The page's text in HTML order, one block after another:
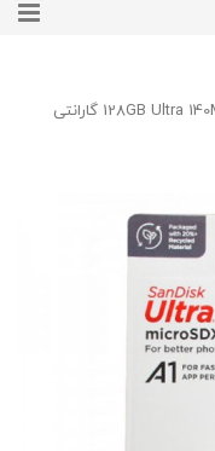
رم موبایل سن دیسک (SanDisk) مدل 128GB Ultra 140MB/S گارانتی